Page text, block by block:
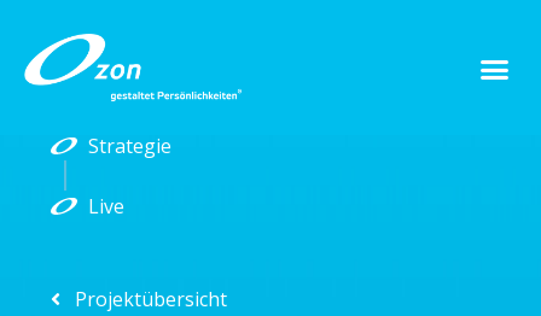
Strategie
Live
Projektübersicht